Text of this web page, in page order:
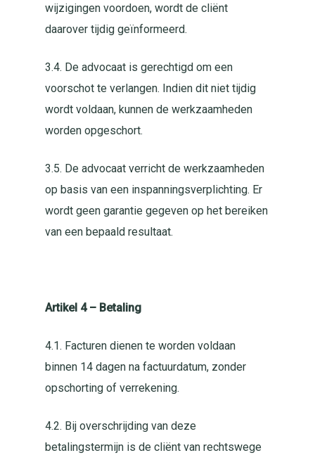
wijzigingen voordoen, wordt de cliënt
daarover tijdig geïnformeerd.
3.4. De advocaat is gerechtigd om een
voorschot te verlangen. Indien dit niet tijdig
wordt voldaan, kunnen de werkzaamheden
worden opgeschort.
3.5. De advocaat verricht de werkzaamheden
op basis van een inspanningsverplichting. Er
wordt geen garantie gegeven op het bereiken
van een bepaald resultaat.
Artikel 4 – Betaling
4.1. Facturen dienen te worden voldaan
binnen 14 dagen na factuurdatum, zonder
opschorting of verrekening.
4.2. Bij overschrijding van deze
betalingstermijn is de cliënt van rechtswege